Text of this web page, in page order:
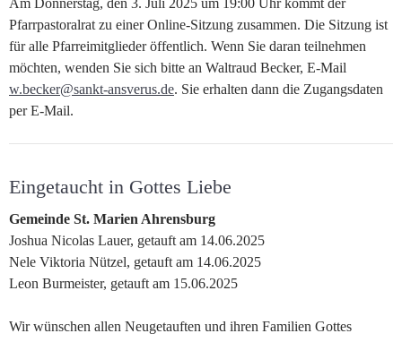
Am Donnerstag, den 3. Juli 2025 um 19:00 Uhr kommt der
Pfarrpastoralrat zu einer Online-Sitzung zusammen. Die Sitzung ist
für alle Pfarreimitglieder öffentlich. Wenn Sie daran teilnehmen
möchten, wenden Sie sich bitte an Waltraud Becker, E-Mail
w.becker@sankt-ansverus.de. Sie erhalten dann die Zugangsdaten
per E-Mail.
Eingetaucht in Gottes Liebe
Gemeinde St. Marien Ahrensburg
Joshua Nicolas Lauer, getauft am 14.06.2025
Nele Viktoria Nützel, getauft am 14.06.2025
Leon Burmeister, getauft am 15.06.2025
Wir wünschen allen Neugetauften und ihren Familien Gottes